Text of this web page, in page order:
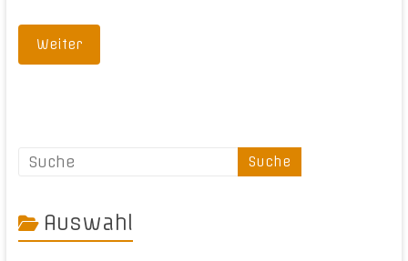
Weiter
Auswahl